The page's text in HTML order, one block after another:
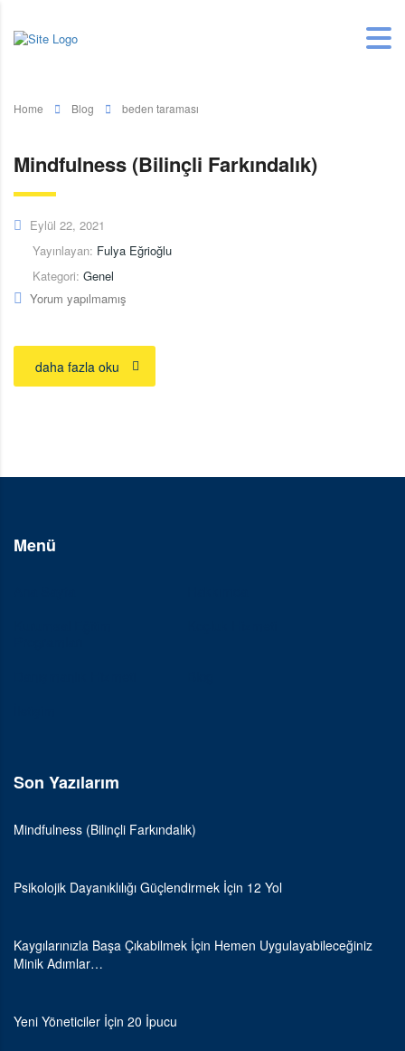
Home Blog beden taraması
Mindfulness (Bilinçli Farkındalık)
Eylül 22, 2021
Yayınlayan: Fulya Eğrioğlu
Kategori: Genel
Yorum yapılmamış
daha fazla oku
Menü
Son Yazılarım
Mindfulness (Bilinçli Farkındalık)
Psikolojik Dayanıklılığı Güçlendirmek İçin 12 Yol
Kaygılarınızla Başa Çıkabilmek İçin Hemen Uygulayabileceğiniz
Minik Adımlar…
Yeni Yöneticiler İçin 20 İpucu